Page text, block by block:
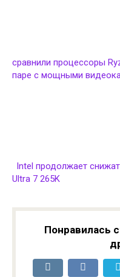
сравнили процессоры
паре c мощными
Intel продолжает
Ultra 7 265K
Понравилась